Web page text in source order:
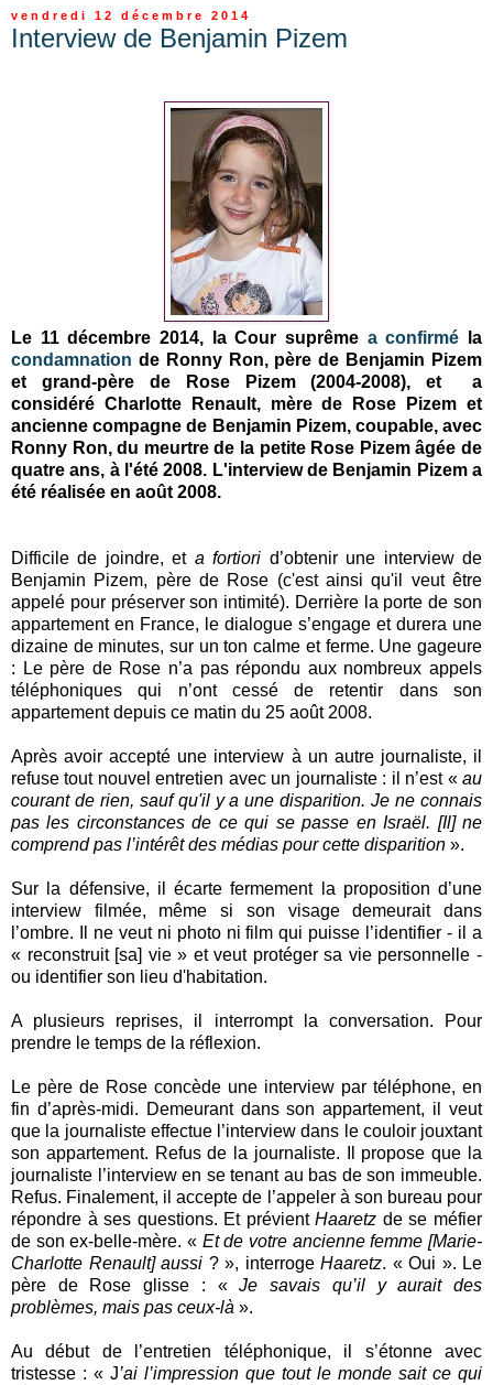
vendredi 12 décembre 2014
Interview de Benjamin Pizem
Le 11 décembre 2014, la Cour suprême a confirmé la
condamnation de Ronny Ron, père de Benjamin Pizem
et grand-père de Rose Pizem (2004-2008), et a
considéré Charlotte Renault, mèrede Rose Pizemet
ancienne compagne de Benjamin Pizem, coupable, avec
Ronny Ron, du meurtre de la petite Rose Pizem âgée de
quatre ans, à l'été 2008. L'interview de Benjamin Pizem a
été réalisée en août 2008.
Difficile de joindre, et a fortiori d’obtenir une interview de
Benjamin Pizem, père de Rose (c'est ainsi qu'il veut être
appelé pour préserver son intimité). Derrière la porte de son
appartement en France, le dialogue s’engage et durera une
dizaine de minutes, sur un ton calme et ferme. Une gageure
: Le père de Rose n’a pas répondu aux nombreux appels
téléphoniques qui n’ont cessé de retentir dans son
appartement depuis ce matin du 25 août 2008.
Après avoir accepté une interview à un autre journaliste, il
refuse tout nouvel entretien avec un journaliste : il n’est « au
courant de rien, sauf qu'il y a une disparition. Je ne connais
pas les circonstances de ce qui se passe en Israël. [Il] ne
comprend pas l’intérêt des médias pour cette disparition ».
Sur la défensive, il écarte fermement la proposition d’une
interview filmée, même si son visage demeurait dans
l’ombre. Il ne veut ni photo ni film qui puisse l’identifier - il a
« reconstruit [sa] vie » et veut protéger sa vie personnelle -
ou identifier son lieu d'habitation.
A plusieurs reprises, il interrompt la conversation. Pour
prendre le temps de la réflexion.
Le père de Rose concède une interview par téléphone, en
fin d’après-midi. Demeurant dans son appartement, il veut
que la journaliste effectue l’interview dans le couloir jouxtant
son appartement. Refus de la journaliste. Il propose que la
journaliste l’interview en se tenant au bas de son immeuble.
Refus. Finalement, il accepte de l’appeler à son bureau pour
répondre à ses questions. Et prévientHaaretz de se méfier
de son ex-belle-mère. « Et de votre ancienne femme [Marie-
Charlotte Renault] aussi ? », interroge Haaretz. « Oui ». Le
père de Rose glisse : «Je savais qu’il y aurait des
problèmes, mais pas ceux-là ».
Au début de l’entretien téléphonique, il s’étonne avec
tristesse : « J’ai l’impression que tout le monde sait ce qui